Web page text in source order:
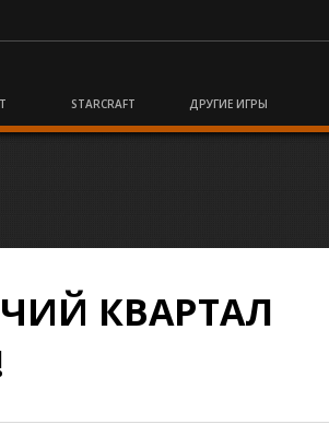
STARCRAFT ДРУГИЕ ИГРЫ
КВАРТАЛ